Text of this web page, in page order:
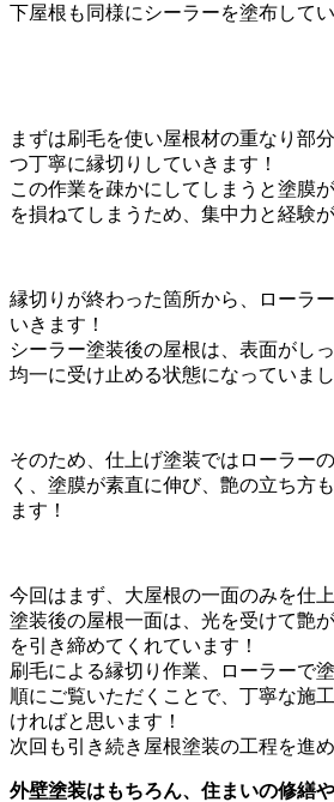
下屋根も同様にシーラーを塗布してい
まずは刷毛を使い屋根材の重なり部
つ丁寧に縁切りしていきます！
この作業を疎かにしてしまうと塗膜
を損ねてしまうため、集中力と経験
縁切りが終わった箇所から、ローラ
いきます！
シーラー塗装後の屋根は、表面がし
均一に受け止める状態になっていまし
そのため、仕上げ塗装ではローラー
く、塗膜が素直に伸び、艶の立ち方
ます！
今回はまず、大屋根の一面のみを仕上
塗装後の屋根一面は、光を受けて艶
を引き締めてくれています！
刷毛による縁切り作業、ローラーで
順にご覧いただくことで、丁寧な施
ければと思います！
次回も引き続き屋根塗装の工程を進
外壁塗装はもちろん、住まいの修繕